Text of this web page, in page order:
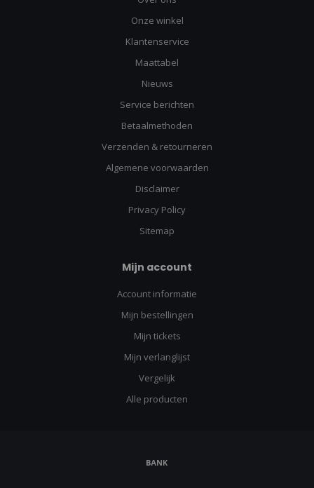
Onze winkel
Klantenservice
Maattabel
Nieuws
Service berichten
Betaalmethoden
Verzenden & retourneren
Algemene voorwaarden
Disclaimer
Privacy Policy
Sitemap
Mijn account
Account informatie
Mijn bestellingen
Mijn tickets
Mijn verlanglijst
Vergelijk
Alle producten